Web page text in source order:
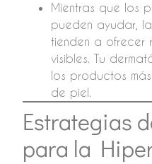
Mientras que los
pueden ayudar,
tienden a ofrecer
visibles. Tu
los productos
de piel.
Estrategias
para la